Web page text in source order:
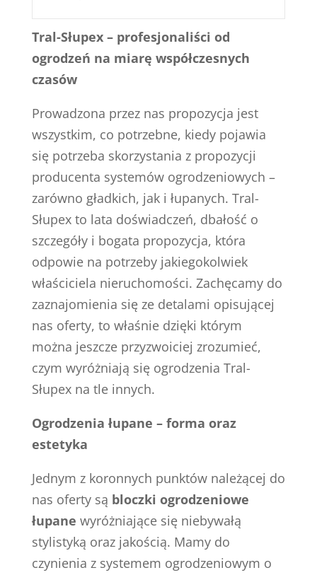
Tral-Słupex – profesjonaliści od
ogrodzeń na miarę współczesnych
czasów
Prowadzona przez nas propozycja jest
wszystkim, co potrzebne, kiedy pojawia
się potrzeba skorzystania z propozycji
producenta systemów ogrodzeniowych –
zarówno gładkich, jak i łupanych. Tral-
Słupex to lata doświadczeń, dbałość o
szczegóły i bogata propozycja, która
odpowie na potrzeby jakiegokolwiek
właściciela nieruchomości. Zachęcamy do
zaznajomienia się ze detalami opisującej
nas oferty, to właśnie dzięki którym
można jeszcze przyzwoiciej zrozumieć,
czym wyróżniają się ogrodzenia Tral-
Słupex na tle innych.
Ogrodzenia łupane – forma oraz
estetyka
Jednym z koronnych punktów należącej do
nas oferty są bloczki ogrodzeniowe
łupane wyróżniające się niebywałą
stylistyką oraz jakością. Mamy do
czynienia z systemem ogrodzeniowym o